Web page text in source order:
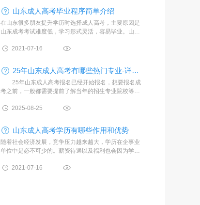
山东成人高考毕业程序简单介绍
在山东很多朋友提升学历时选择成人高考，主要原因是
山东成考考试难度低，学习形式灵活，容易毕业。山东
1、函授学习形式是指
2021-07-16
25年山东成人高考有哪些热门专业-详细介绍
25年山东成人高考报名已经开始报名，想要报名成
考之前，一般都需要提前了解当年的招生专业院校等，
选对专业更好入学
2025-08-25
山东成人高考学历有哪些作用和优势
随着社会经济发展，竞争压力越来越大，学历在企事业
单位中是必不可少的。薪资待遇以及福利也会因为学历
高自身核心竞争力
2021-07-16